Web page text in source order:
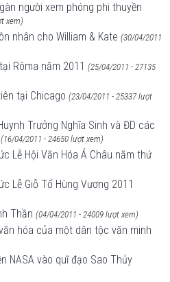
người xem phóng phi thuyền
xem)
nhân cho William & Kate (30/04/2011
Rôma năm 2011 (25/04/2011 - 27135
tại Chicago (23/04/2011 - 25337 lượt
Trưởng Nghĩa Sinh và ĐD các
(16/04/2011 - 24650 lượt xem)
Lễ Hội Văn Hóa Á Châu năm thứ
Lễ Giỗ Tổ Hùng Vương 2011
Thần (04/04/2011 - 24009 lượt xem)
hóa của một dân tộc văn minh
NASA vào quĩ đạo Sao Thủy